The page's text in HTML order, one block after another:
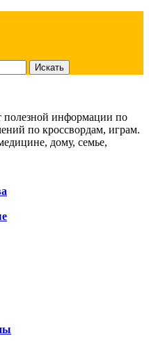
информации по
по кроссвордам, играм.
дому, семье,